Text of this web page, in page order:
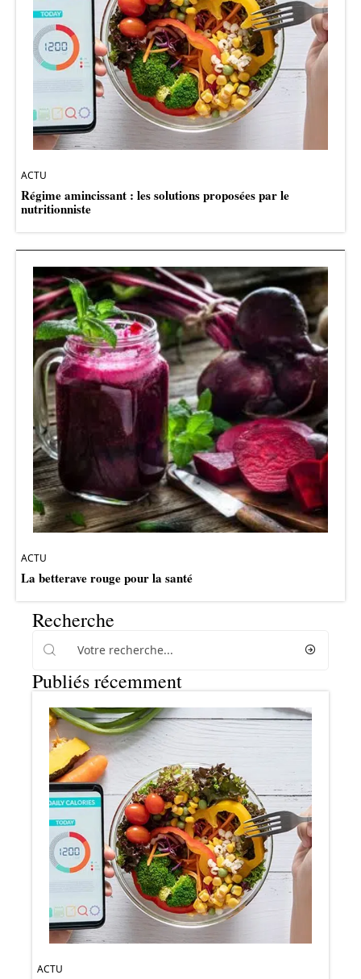
ACTU
Régime amincissant : les solutions proposées par le
nutritionniste
ACTU
La betterave rouge pour la santé
Recherche
Publiés récemment
ACTU